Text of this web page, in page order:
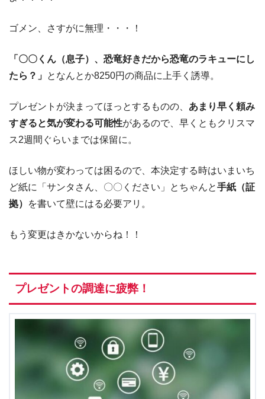
ゴメン、さすがに無理・・・！
「〇〇くん（息子）、恐竜好きだから恐竜のラキューにし
たら？」 となんとか8250円の商品に上手く誘導。
プレゼントが決まってほっとするものの、 あまり早く頼み
すぎると気が変わる可能性があるので、早くともクリスマ
ス2週間ぐらいまでは保留に。
ほしい物が変わっては困るので、本決定する時はいまいち
ど紙に「サンタさん、〇〇ください」とちゃんと手紙（証
拠）
を書いて壁にはる必要アリ。
もう変更はきかないからね！！
プレゼントの調達に疲弊！